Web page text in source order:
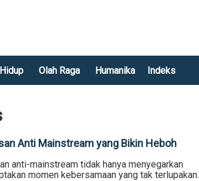
Olah Raga Humanika Indeks
Anti Mainstream yang Bikin Heboh
anti-mainstream tidak hanya menyegarkan
momen kebersamaan yang tak terlupakan.